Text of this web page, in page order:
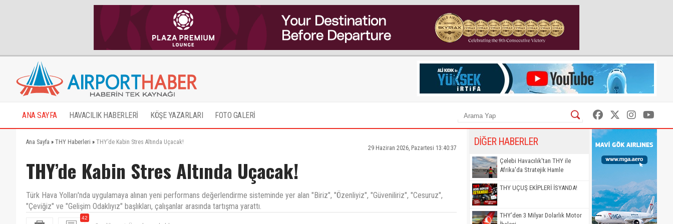
ANA SAYFA HAVACILIK HABERLERİ KÖŞE YAZARLARI FOTO GALERİ
Ana Sayfa » THY Haberleri » THY’de Kabin Stres Altında Uçacak!
29 Haziran 2026, Pazartesi 13:40:37
THY’de Kabin Stres Altında Uçacak!
Türk Hava Yolları'nda uygulamaya alınan yeni performans değerlendirme sisteminde yer alan "Biriz", "Özenliyiz", "Güveniliriz", "Cesuruz",
"Çeviğiz" ve "Gelişim Odaklıyız" başlıkları, çalışanlar arasında tartışma yarattı.
42
DİĞER HABERLER
Çelebi Havacılık'tan THY ile
Afrika'da Stratejik Hamle
THY UÇUŞ EKİPLERİ İSYANDA!
THY’den 3 Milyar Dolarlık Motor